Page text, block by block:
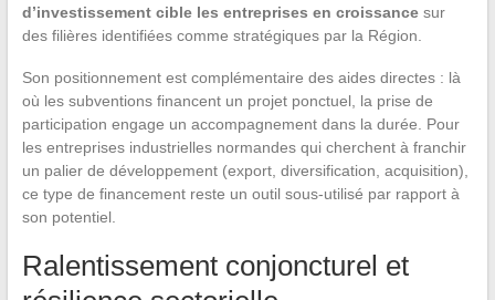
d’investissement cible les entreprises en croissancesur
des filières identifiées comme stratégiques par la Région.
Son positionnement est complémentaire des aides directes : là
où les subventions financent un projet ponctuel, la prise de
participation engage un accompagnement dans la durée. Pour
les entreprises industrielles normandes qui cherchent à franchir
un palier de développement (export, diversification, acquisition),
ce type de financement reste un outil sous-utilisé par rapport à
son potentiel.
Ralentissement conjoncturel et